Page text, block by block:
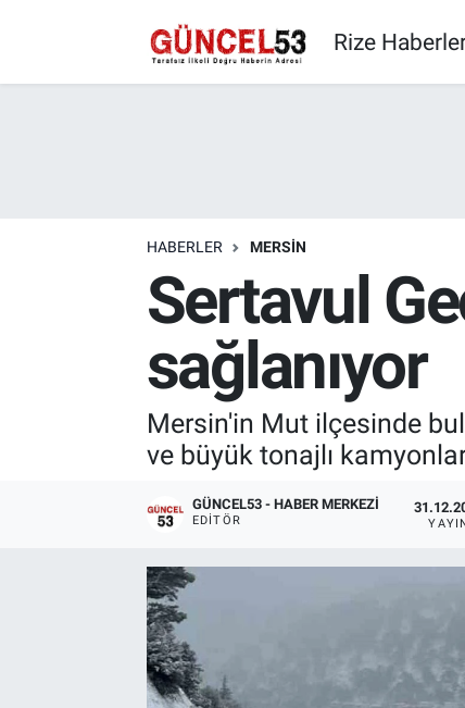
Rize
HABERLER MERSIN
Sertavul
sağlanıyor
Mersin'in Mut ilçesinde
ve büyük tonajlı
GÜNCEL53 - HABER MERKEZI
EDITÖR